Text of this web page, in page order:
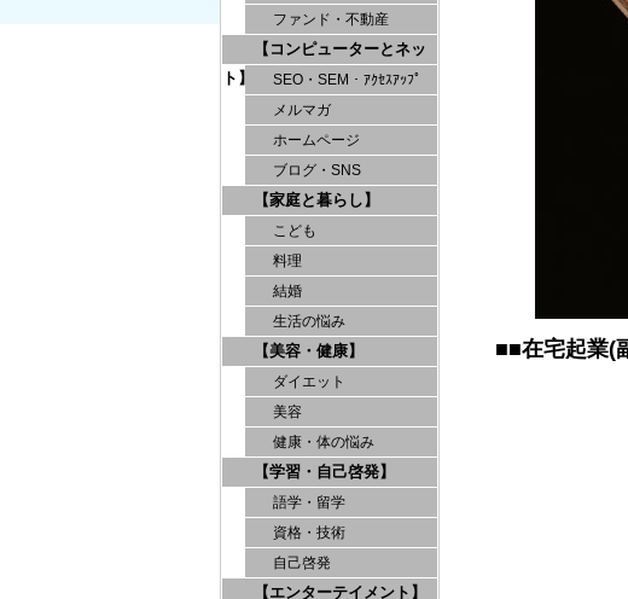
ファンド・不動産
【コンピューターとネッ
ト】
SEO・SEM・ｱｸｾｽｱｯﾌﾟ
メルマガ
ホームページ
ブログ・SNS
【家庭と暮らし】
こども
料理
結婚
生活の悩み
【美容・健康】
ダイエット
美容
健康・体の悩み
【学習・自己啓発】
語学・留学
資格・技術
自己啓発
【エンターテイメント】
■■在宅起業(